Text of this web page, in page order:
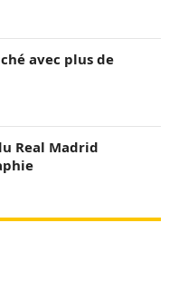
avec plus de
Real Madrid